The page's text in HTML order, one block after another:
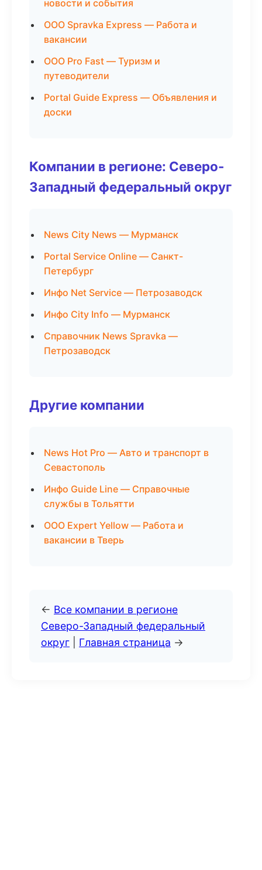
новости и события
ООО Spravka Express — Работа и
вакансии
ООО Pro Fast — Туризм и
путеводители
Portal Guide Express — Объявления и
доски
Компании в регионе: Северо-
Западный федеральный округ
News City News — Мурманск
Portal Service Online — Санкт-
Петербург
Инфо Net Service — Петрозаводск
Инфо City Info — Мурманск
Справочник News Spravka —
Петрозаводск
Другие компании
News Hot Pro — Авто и транспорт в
Севастополь
Инфо Guide Line — Справочные
службы в Тольятти
ООО Expert Yellow — Работа и
вакансии в Тверь
← Все компании в регионе
Северо-Западный федеральный
округ
Главная страница →